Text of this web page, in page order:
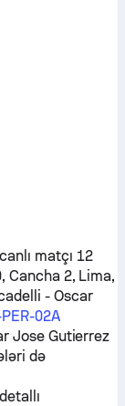
matçı 12
Cancha 2, Lima,
- Oscar
02A
Jose Gutierrez
də